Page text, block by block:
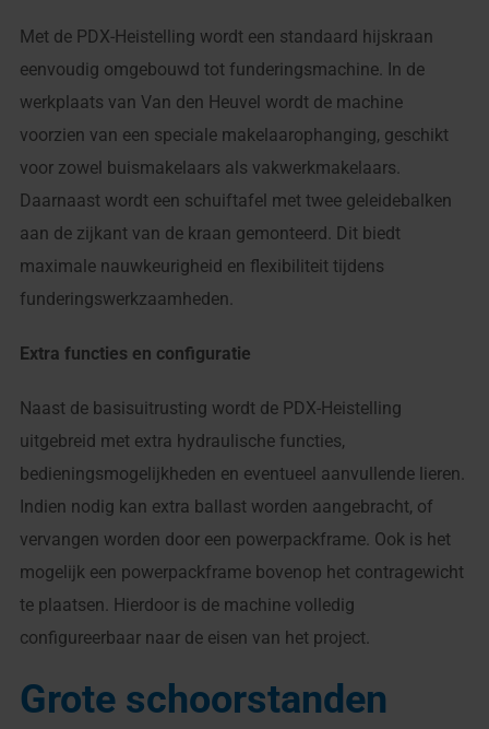
Met de PDX-Heistelling wordt een standaard hijskraan
eenvoudig omgebouwd tot funderingsmachine. In de
werkplaats van Van den Heuvel wordt de machine
voorzien van een speciale makelaarophanging, geschikt
voor zowel buismakelaars als vakwerkmakelaars.
Daarnaast wordt een schuiftafel met twee geleidebalken
aan de zijkant van de kraan gemonteerd. Dit biedt
maximale nauwkeurigheid en flexibiliteit tijdens
funderingswerkzaamheden.
Extra functies en configuratie
Naast de basisuitrusting wordt de PDX-Heistelling
uitgebreid met extra hydraulische functies,
bedieningsmogelijkheden en eventueel aanvullende lieren.
Indien nodig kan extra ballast worden aangebracht, of
vervangen worden door een powerpackframe. Ook is het
mogelijk een powerpackframe bovenop het contragewicht
te plaatsen. Hierdoor is de machine volledig
configureerbaar naar de eisen van het project.
Grote schoorstanden